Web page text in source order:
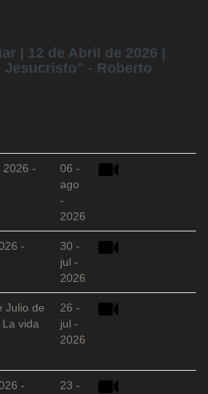
| 12 de Abril de 2026 |
Jesucristo" - Roberto
2026 -
06 -
ago
-
2026
-
30 -
jul -
2026
Julio de
vida
26 -
jul -
2026
-
23 -